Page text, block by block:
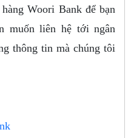
Woori Bank để bạn
muốn liên hệ tới ngân
thông tin mà chúng tôi